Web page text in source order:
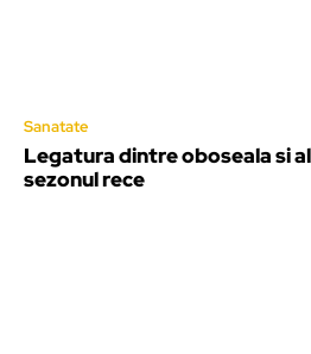
Sanatate
Legatura dintre oboseala si
sezonul rece